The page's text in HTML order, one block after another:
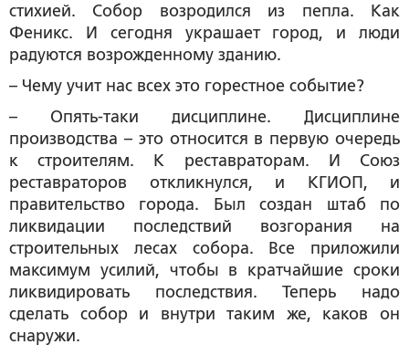
стихией. Собор возродился из пепла. Как
Феникс. И сегодня украшает город, и люди
радуются возрожденному зданию.
– Чему учит нас всех это горестное событие?
– Опять-таки дисциплине. Дисциплине
производства – это относится в первую очередь
к строителям. К реставраторам. И Союз
реставраторов откликнулся, и КГИОП, и
правительство города. Был создан штаб по
ликвидации последствий возгорания на
строительных лесах собора. Все приложили
максимум усилий, чтобы в кратчайшие сроки
ликвидировать последствия. Теперь надо
сделать собор и внутри таким же, каков он
снаружи.